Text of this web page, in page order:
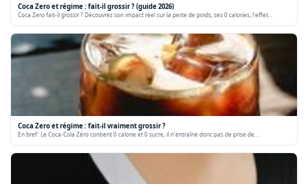
Coca Zero et régime : fait-il grossir ? (guide 2026)
Coca Zero fait-il grossir ? Découvrez son impact réel sur la perte de poids, ses 0 calories, l'effet…
Coca Zero et régime : fait-il vraiment grossir ?
En bref : Le Coca-Cola Zéro contient 0 calorie et 0 sucre, il n'entraîne donc pas de prise de…